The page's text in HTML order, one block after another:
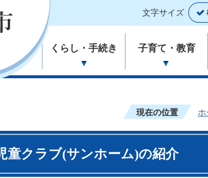
文字サイズ
くらし・手続き 子育て・教育
現在の位置 ホ
童クラブ(サンホーム)の紹介